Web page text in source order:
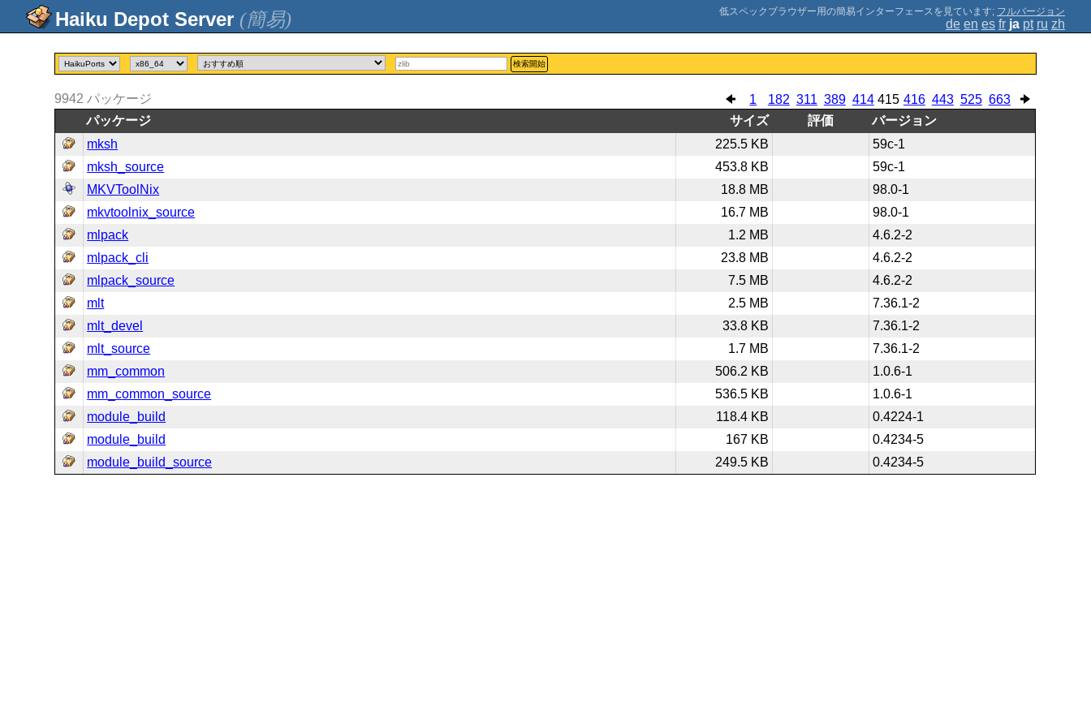
(簡易) ; フルバージョン
de en es fr ja pt ru zh
検索開始
1 182 311 389 414 415 416 443 525 663
9942 パッケージ
パッケージ
サイズ 評価
バージョン
mksh
225.5 KB
59c-1
mksh_source
453.8 KB
59c-1
MKVToolNix
18.8 MB
98.0-1
mkvtoolnix_source
16.7 MB
98.0-1
mlpack
1.2 MB
4.6.2-2
mlpack_cli
23.8 MB
4.6.2-2
mlpack_source
7.5 MB
4.6.2-2
mlt
2.5 MB
7.36.1-2
mlt_devel
33.8 KB
7.36.1-2
mlt_source
1.7 MB
7.36.1-2
mm_common
506.2 KB
1.0.6-1
mm_common_source
536.5 KB
1.0.6-1
module_build
118.4 KB
0.4224-1
module_build
167 KB
0.4234-5
module_build_source
249.5 KB 0.4234-5